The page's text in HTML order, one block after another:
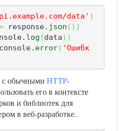
data' )
response. json ( ) )
log (data) )
error( 'Ошибк
с обычными HTTP-
его в контексте
и библиотек для
в веб-разработке.